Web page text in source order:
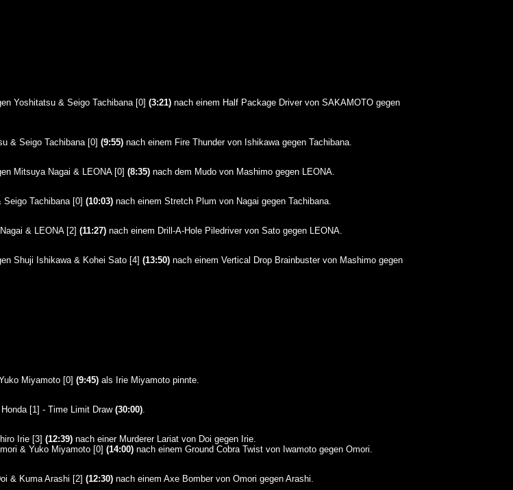
Yoshitatsu & Seigo Tachibana [0] (3:21)nach einem Half Package Driver von SAKAMOTO gegen
& Seigo Tachibana [0] (9:55)nach einem Fire Thunder von Ishikawa gegen Tachibana.
Mitsuya Nagai & LEONA [0] (8:35)nach dem Mudo von Mashimo gegen LEONA.
Tachibana [0] (10:03)nach einem Stretch Plum von Nagai gegen Tachibana.
& LEONA [2] (11:27)nach einem Drill-A-Hole Piledriver von Sato gegen LEONA.
Shuji Ishikawa & Kohei Sato [4] (13:50)nach einem Vertical Drop Brainbuster von Mashimo gegen
Miyamoto [0] (9:45)als Irie Miyamoto pinnte.
[1] - Time Limit Draw (30:00).
Irie [3] (12:39)nach einer Murderer Lariat von Doi gegen Irie.
& Yuko Miyamoto [0] (14:00)nach einem Ground Cobra Twist von Iwamoto gegen Omori.
& Kuma Arashi [2] (12:30)nach einem Axe Bomber von Omori gegen Arashi.